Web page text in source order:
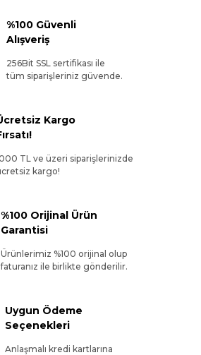
%100 Güvenli
Alışveriş
256Bit SSL sertifikası ile
tüm siparişleriniz güvende.
Kargo
TL ve üzeri siparişlerinizde
kargo!
%100 Orijinal Ürün
Garantisi
Ürünlerimiz %100 orijinal olup
faturanız ile birlikte gönderilir.
Uygun Ödeme
Seçenekleri
Anlaşmalı kredi kartlarına